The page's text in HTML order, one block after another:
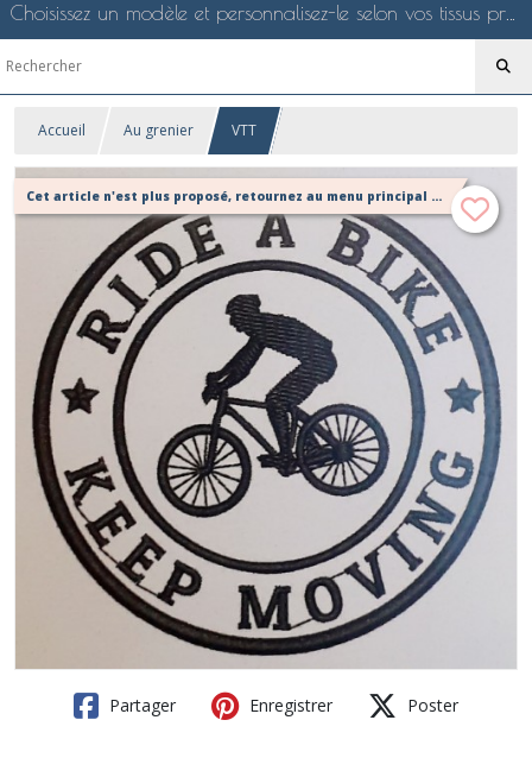
Choisissez un modèle et personnalisez-le selon vos tissus préférés de mes collections en ligne, je le confectionnerai selon vos souhaits
Accueil Au grenier VTT
Cet article n'est plus proposé, retournez au menu principal ou contactez moi!
Partager Enregistrer Poster